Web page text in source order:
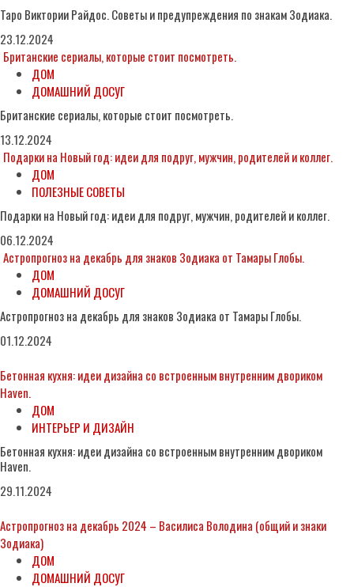
Таро Виктории Райдос. Советы и предупреждения по знакам Зодиака.
23.12.2024
Британские сериалы, которые стоит посмотреть.
ДОМ
ДОМАШНИЙ ДОСУГ
Британские сериалы, которые стоит посмотреть.
13.12.2024
Подарки на Новый год: идеи для подруг, мужчин, родителей и коллег.
ДОМ
ПОЛЕЗНЫЕ СОВЕТЫ
Подарки на Новый год: идеи для подруг, мужчин, родителей и коллег.
06.12.2024
Астропрогноз на декабрь для знаков Зодиака от Тамары Глобы.
ДОМ
ДОМАШНИЙ ДОСУГ
Астропрогноз на декабрь для знаков Зодиака от Тамары Глобы.
01.12.2024
Бетонная кухня: идеи дизайна со встроенным внутренним двориком
Haven.
ДОМ
ИНТЕРЬЕР И ДИЗАЙН
Бетонная кухня: идеи дизайна со встроенным внутренним двориком
Haven.
29.11.2024
Астропрогноз на декабрь 2024 – Василиса Володина (общий и знаки
Зодиака)
ДОМ
ДОМАШНИЙ ДОСУГ